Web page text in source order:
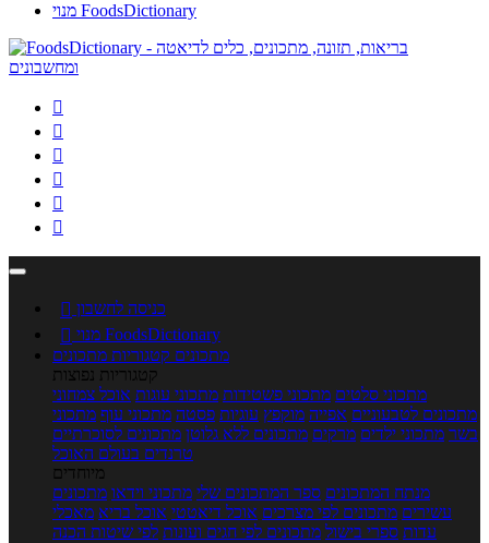
מנוי FoodsDictionary






 כניסה לחשבון

מנוי FoodsDictionary
מתכונים קטגוריות מתכונים
קטגוריות נפוצות
מתכוני סלטים מתכוני פשטידות מתכוני עוגות אוכל צמחוני
מתכונים לטבעוניים אפייה מוקפץ עוגיות פסטה מתכוני עוף מתכוני
בשר מתכוני ילדים מרקים מתכונים ללא גלוטן מתכונים לסוכרתיים
טרנדים בעולם האוכל
מיוחדים
מנתח המתכונים ספר המתכונים שלי מתכוני וידאו מתכונים
עשירים מתכונים לפי מצרכים אוכל דיאטטי אוכל בריא מאכלי
עדות ספרי בישול מתכונים לפי חגים ועונות לפי שיטות הכנה